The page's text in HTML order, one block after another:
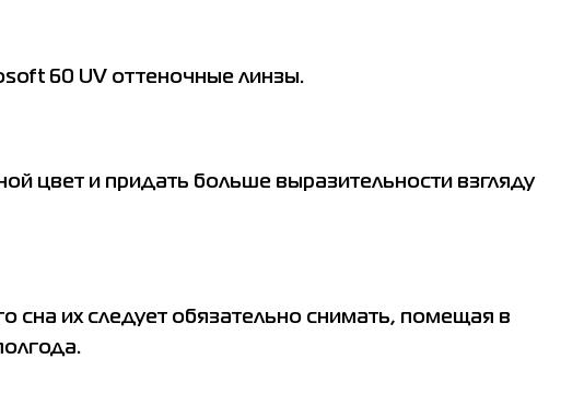
60 UV оттеночные линзы.
цвет и придать больше выразительности взгляду
их следует обязательно снимать, помещая в